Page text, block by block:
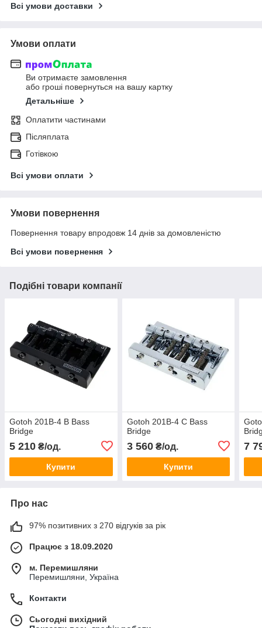
Всі умови доставки
Умови оплати
Ви отримаєте замовлення
або гроші повернуться на вашу картку
Детальніше
Оплатити частинами
Післяплата
Готівкою
Всі умови оплати
Умови повернення
Повернення товару впродовж 14 днів за домовленістю
Всі умови повернення
Подібні товари компанії
Gotoh 201B-4 B Bass
Bridge
5 210 ₴/од.
Купити
Gotoh 201B-4 C Bass
Bridge
3 560₴/од.
Купити
7
Про нас
97% позитивних з 270 відгуків за рік
Працює з 18.09.2020
м. Перемишляни
Перемишляни, Україна
Контакти
Сьогодні вихідний